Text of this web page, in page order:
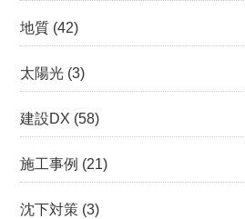
地質 (42)
太陽光 (3)
建設DX (58)
施工事例 (21)
沈下対策 (3)